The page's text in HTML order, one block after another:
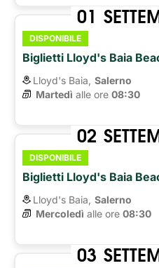
01
DISPONIBILE
Biglietti Lloyd's Baia
Lloyd's Baia, Salerno
Martedì alle ore 08:30
02
DISPONIBILE
Biglietti Lloyd's Baia
Lloyd's Baia, Salerno
Mercoledì alle ore 08:30
03